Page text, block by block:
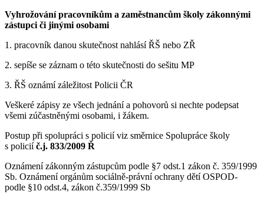
Vyhrožování pracovníkům a zaměstnancům školy zákonnými
zástupci či jinými osobami
1. pracovník danou skutečnost nahlásí ŘŠ nebo ZŘ
2. sepíše se záznam o této skutečnosti do sešitu MP
3. ŘŠ oznámí záležitost Policii ČR
Veškeré zápisy ze všech jednání a pohovorů si nechte podepsat
všemi zúčastněnými osobami, i žákem.
Postup při spolupráci s policií viz směrnice Spolupráce školy
s policiíč.j. 833/2009 Ř
Oznámení zákonným zástupcům podle §7 odst.1 zákon č. 359/1999
Sb. Oznámení orgánům sociálně-právní ochrany dětí OSPOD-
podle §10 odst.4, zákon č.359/1999 Sb